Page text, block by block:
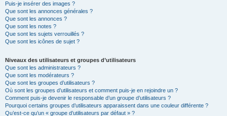
Puis-je insérer des images ?
Que sont les annonces générales ?
Que sont les annonces ?
Que sont les notes ?
Que sont les sujets verrouillés ?
Que sont les icônes de sujet ?
Niveaux des utilisateurs et groupes d’utilisateurs
Que sont les administrateurs ?
Que sont les modérateurs ?
Que sont les groupes d’utilisateurs ?
Où sont les groupes d’utilisateurs et comment puis-je en rejoindre un ?
Comment puis-je devenir le responsable d’un groupe d’utilisateurs ?
Pourquoi certains groupes d’utilisateurs apparaissent dans une couleur différente ?
Qu’est-ce qu’un « groupe d’utilisateurs par défaut » ?